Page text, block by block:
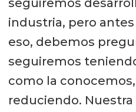
seguiremos
industria, pero
eso, debemos
seguiremos
como la conocemos,
reduciendo.